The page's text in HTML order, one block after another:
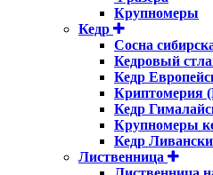
Крупномеры
Кедр
Сосна
Кедровый
Кедр
Криптомерия
Кедр
Крупномеры
Кедр
Лиственница